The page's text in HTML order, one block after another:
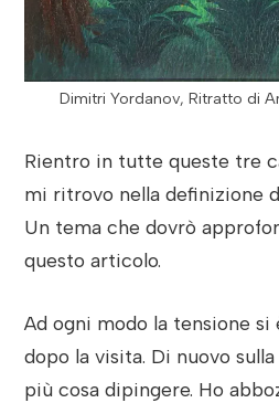
Dimitri Yordanov, Ritratto di
Rientro in tutte queste tre
mi ritrovo nella definizione
Un tema che dovrò
questo articolo.
Ad ogni modo la tensione
dopo la visita. Di nuovo
più cosa dipingere. Ho